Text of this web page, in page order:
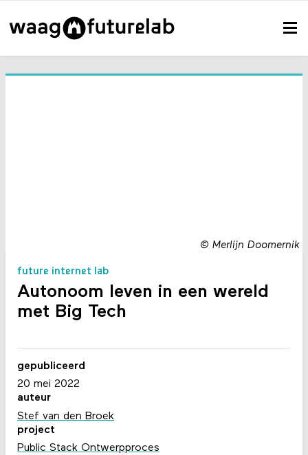
© Merlijn Doomernik
future internet lab
Autonoom leven in een wereld
met Big Tech
gepubliceerd
20 mei 2022
auteur
Stef van den Broek
project
Public Stack Ontwerpproces